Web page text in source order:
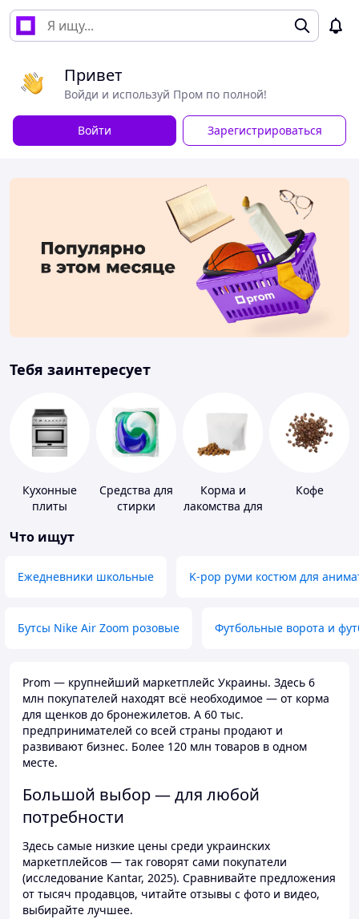
Привет
Войди и используй Пром по полной!
Войти Зарегистрироваться
Тебя заинтересует
Кухонные
плиты
Средства для
стирки
Корма и
лакомства для
Кофе
Что ищут
Ежедневники школьные K-pop руми костюм для
Бутсы Nike Air Zoom розовые Футбольные ворота и
Prom — крупнейший маркетплейс Украины. Здесь 6
млн покупателей находят всё необходимое — от корма
для щенков до бронежилетов. А 60 тыс.
предпринимателей со всей страны продают и
развивают бизнес. Более 120 млн товаров в одном
месте.
Большой выбор — для любой
потребности
Здесь самые низкие цены среди украинских
маркетплейсов — так говорят сами покупатели
(исследование Kantar, 2025). Сравнивайте предложения
от тысяч продавцов, читайте отзывы с фото и видео,
выбирайте лучшее.